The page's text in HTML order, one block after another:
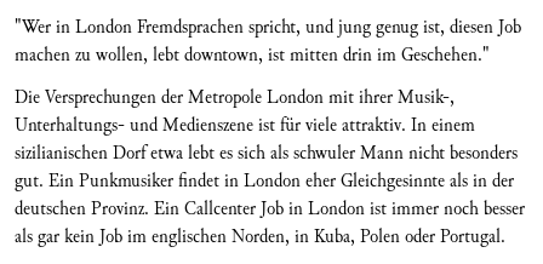
"Wer in London Fremdsprachen spricht, und jung genug ist, diesen Job
machen zu wollen, lebt downtown, ist mitten drin im Geschehen."
Die Versprechungen der Metropole London mit ihrer Musik-,
Unterhaltungs- und Medienszene ist für viele attraktiv. In einem
sizilianischen Dorf etwa lebt es sich als schwuler Mann nicht besonders
gut. Ein Punkmusiker findet in London eher Gleichgesinnte als in der
deutschen Provinz. Ein Callcenter Job in London ist immer noch besser
als gar kein Job im englischen Norden, in Kuba, Polen oder Portugal.